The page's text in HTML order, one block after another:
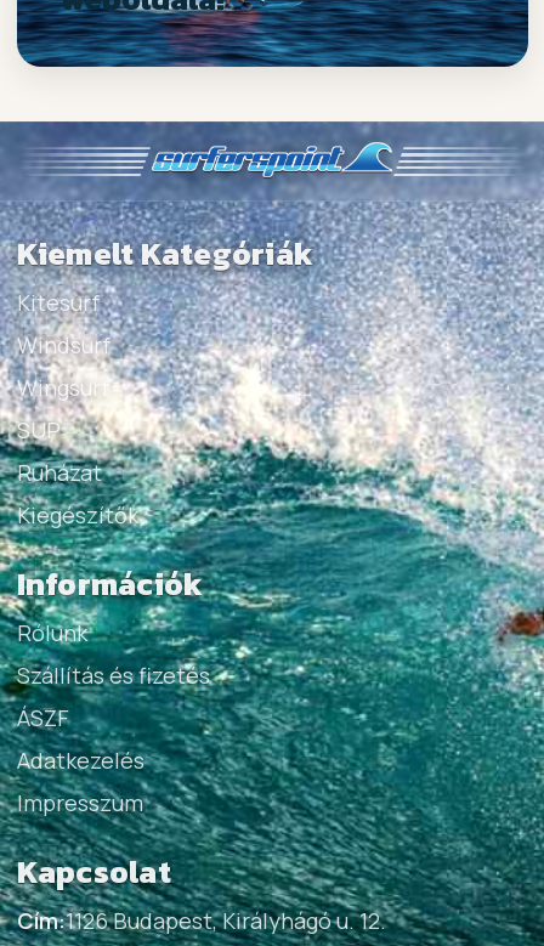
Kiemelt Kategóriák
Kitesurf
Windsurf
Wingsurf
SUP
Ruházat
Kiegészítők
Információk
Rólunk
Szállítás és fizetés
ÁSZF
Adatkezelés
Impresszum
Kapcsolat
Cím:1126 Budapest, Királyhágó u. 12.